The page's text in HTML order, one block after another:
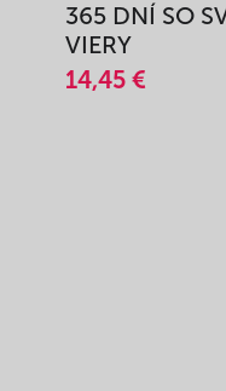
365 DNÍ SO
VIERY
14,45 €